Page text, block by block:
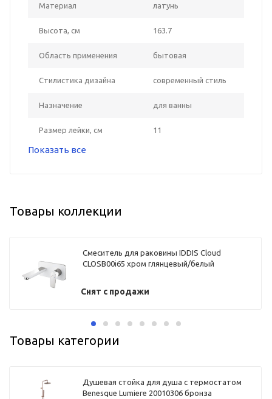
Материал латунь
Высота, см 163.7
Область применения бытовая
Стилистика дизайна современный стиль
Назначение для ванны
Размер лейки, см 11
Показать все
Товары коллекции
Смеситель для раковины IDDIS Cloud
CLOSB00i65 хром глянцевый/белый
Снят с продажи
Товары категории
Душевая стойка для душа с термостатом
Benesque Lumiere 20010306 бронза